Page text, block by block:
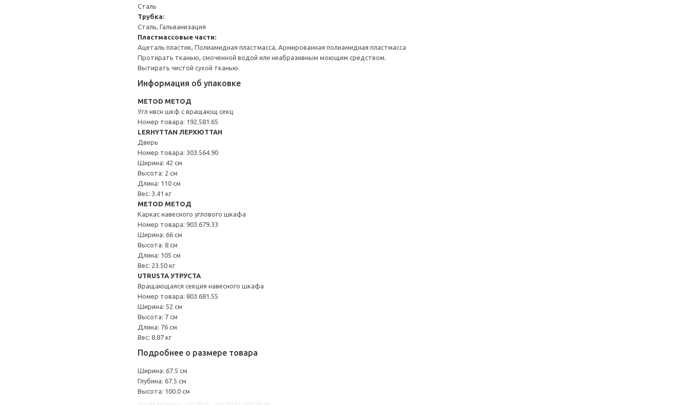
Сталь
Трубка:
Сталь, Гальванизация
Пластмассовые части:
Ацеталь пластик, Полиамидная пластмасса, Армированная полиамидная пластмасса
Протирать тканью, смоченной водой или неабразивным моющим средством.
Вытирать чистой сухой тканью.
Информация об упаковке
METOD МЕТОД
Угл нвсн шкф с вращающ секц
Номер товара: 192.581.65
LERHYTTAN ЛЕРХЮТТАН
Дверь
Номер товара: 303.564.90
Ширина: 42 см
Высота: 2 см
Длина: 110 см
Вес: 3.41 кг
METOD МЕТОД
Каркас навесного углового шкафа
Номер товара: 903.679.33
Ширина: 66 см
Высота: 8 см
Длина: 105 см
Вес: 23.50 кг
UTRUSTA УТРУСТА
Вращающаяся секция навесного шкафа
Номер товара: 803.681.55
Ширина: 52 см
Высота: 7 см
Длина: 76 см
Вес: 8.87 кг
Подробнее о размере товара
Ширина: 67.5 см
Глубина: 67.5 см
Высота: 100.0 см